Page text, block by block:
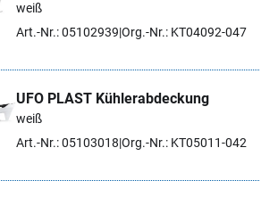
weiß
Art.-Nr.: 05102939 Org.-Nr.: KT04092-047
UFO PLAST Kühlerabdeckung
weiß
Art.-Nr.: 05103018 Org.-Nr.: KT05011-042